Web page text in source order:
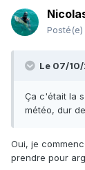
Posté(e)
Le 07/10/
Ça c'était la
météo, dur
Oui, je
prendre pour